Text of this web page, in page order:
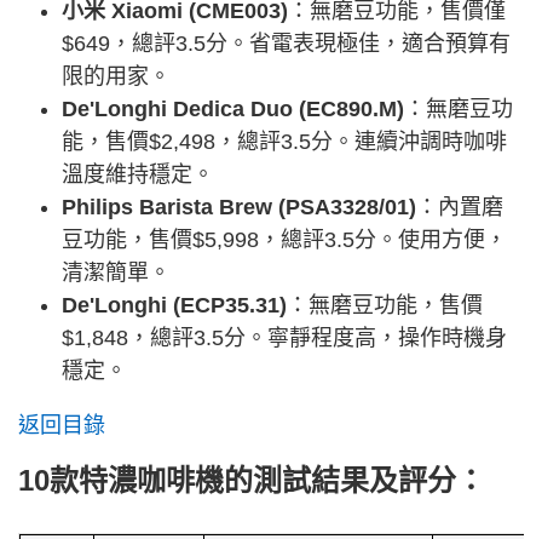
小米 Xiaomi (CME003) ：無磨豆功能，售價僅
$649，總評3.5分。省電表現極佳，適合預算有
限的用家。
De'Longhi Dedica Duo (EC890.M) ：無磨豆功
能，售價$2,498，總評3.5分。連續沖調時咖啡
溫度維持穩定。
Philips Barista Brew (PSA3328/01) ：內置磨
豆功能，售價$5,998，總評3.5分。使用方便，
清潔簡單。
De'Longhi (ECP35.31) ：無磨豆功能，售價
$1,848，總評3.5分。寧靜程度高，操作時機身
穩定。
返回目錄
10款特濃咖啡機的測試結果及評分：